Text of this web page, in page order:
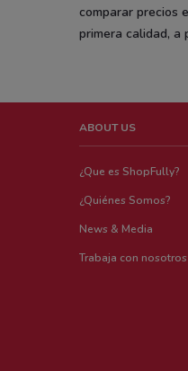
comparar precios
primera calidad, a
ABOUT US
¿Que es ShopFully?
¿Quiénes Somos?
News & Media
Trabaja con nosotros